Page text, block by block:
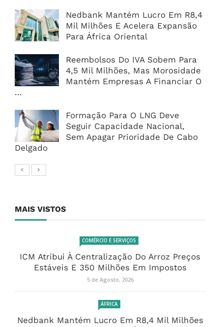
Nedbank Mantém Lucro Em R8,4
Mil Milhões E Acelera Expansão
Para África Oriental
Reembolsos Do IVA Sobem Para
4,5 Mil Milhões, Mas Morosidade
Mantém Empresas A Financiar O
...
Formação Para O LNG Deve
Seguir Capacidade Nacional,
Sem Apagar Prioridade De Cabo
Delgado
MAIS VISTOS
COMÉRCIO E SERVIÇOS
ICM Atribui À Centralização Do Arroz Preços
Estáveis E 350 Milhões Em Impostos
5 de Agosto, 2026
ÁFRICA
Nedbank Mantém Lucro Em R8,4 Mil Milhões